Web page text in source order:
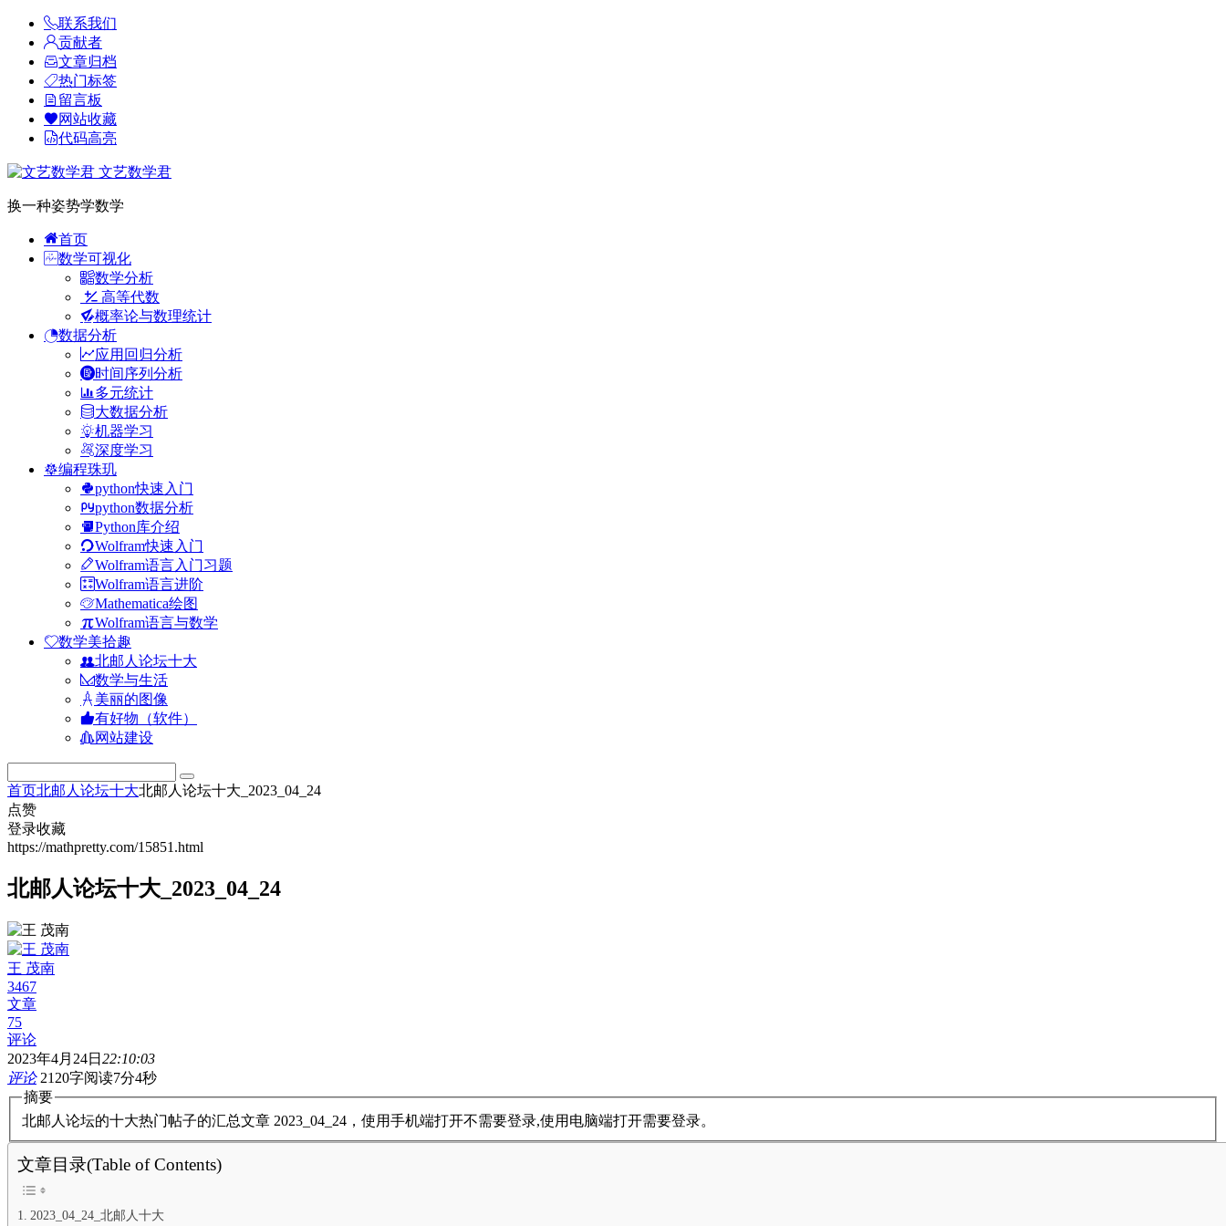
联系我们
贡献者
文章归档
热门标签
留言板
网站收藏
代码高亮
文艺数学君
换一种姿势学数学
首页
数学可视化
数学分析
高等代数
概率论与数理统计
数据分析
应用回归分析
时间序列分析
多元统计
大数据分析
机器学习
深度学习
编程珠玑
python快速入门
python数据分析
Python库介绍
Wolfram快速入门
Wolfram语言入门习题
Wolfram语言进阶
Mathematica绘图
Wolfram语言与数学
数学美拾趣
北邮人论坛十大
数学与生活
美丽的图像
有好物（软件）
网站建设
首页北邮人论坛十大北邮人论坛十大_2023_04_24
点赞
登录收藏
https://mathpretty.com/15851.html
北邮人论坛十大_2023_04_24
王 茂南
3467
文章
75
评论
2023年4月24日 22:10:03
评论 2120字阅读7分4秒
摘要
北邮人论坛的十大热门帖子的汇总文章 2023_04_24，使用手机端打开不需要登录,使用电脑端打开需要登录。
文章目录(Table of Contents)
2023_04_24_北邮人十大